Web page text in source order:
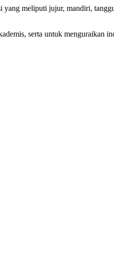
yang meliputi jujur, mandiri,
serta untuk menguraikan